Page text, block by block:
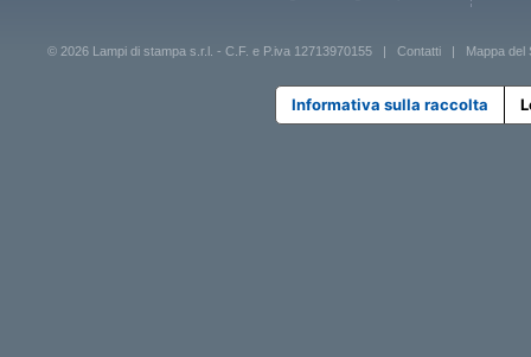
© 2026 Lampi di stampa s.r.l. - C.F. e P.iva 12713970155 | Contatti Mappa del
Informativa sulla raccolta